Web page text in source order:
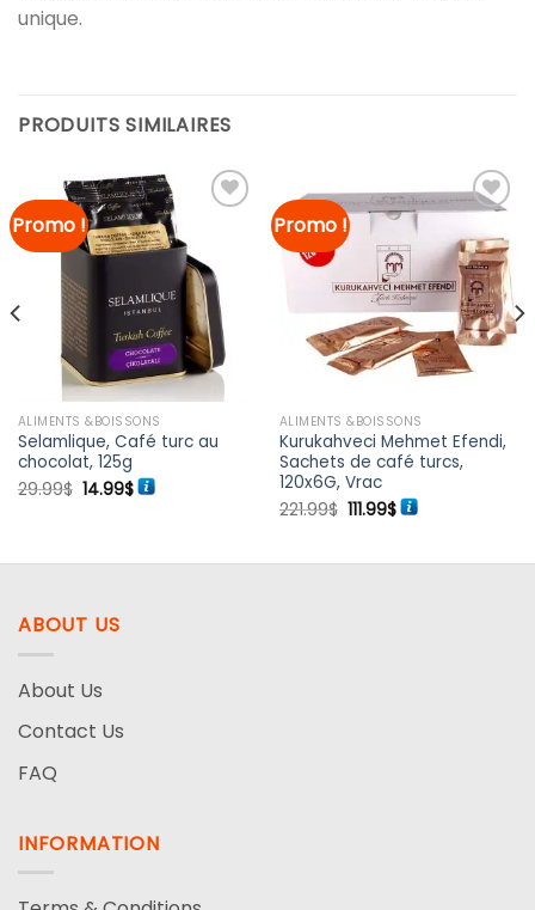
unique.
PRODUITS SIMILAIRES
Promo !
Ajouter à
la liste
de
souhaits
ALIMENTS &BOISSONS
Selamlique, Café turc au
chocolat, 125g
29.99$ Le
prix
14.99$Le
prix
Promo !
Ajouter à
la liste
de
souhaits
ALIMENTS &BOISSONS
Kurukahveci Mehmet Efendi,
Sachets de café turcs,
120x6G, Vrac
221.99$ Le
prix
221.99$.
111.99$Le
prix
111.99$.
ABOUT US
About Us
Contact Us
FAQ
INFORMATION